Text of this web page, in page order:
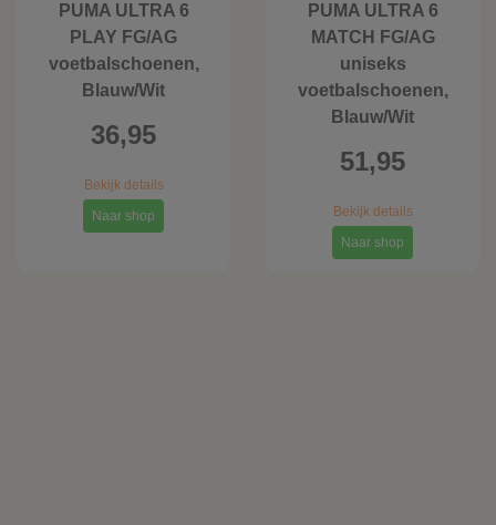
PUMA ULTRA 6
PLAY FG/AG
voetbalschoenen,
Blauw/Wit
36,95
Bekijk details
Naar shop
PUMA ULTRA 6
MATCH FG/AG
uniseks
voetbalschoenen,
Blauw/Wit
51,95
Bekijk details
Naar shop